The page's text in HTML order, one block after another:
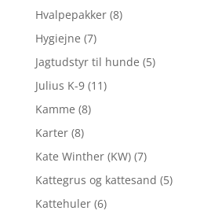
Hvalpepakker (8)
Hygiejne (7)
Jagtudstyr til hunde (5)
Julius K-9 (11)
Kamme (8)
Karter (8)
Kate Winther (KW) (7)
Kattegrus og kattesand (5)
Kattehuler (6)